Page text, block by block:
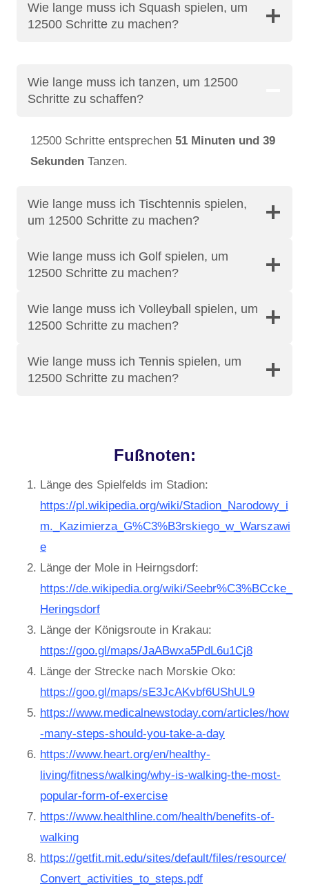
Wie lange muss ich Squash spielen, um
12500 Schritte zu machen?
Wie lange muss ich tanzen, um 12500
Schritte zu schaffen?
12500 Schritte entsprechen 51 Minuten und 39
Sekunden Tanzen.
Wie lange muss ich Tischtennis spielen,
um 12500 Schritte zu machen?
Wie lange muss ich Golf spielen, um
12500 Schritte zu machen?
Wie lange muss ich Volleyball spielen, um
12500 Schritte zu machen?
Wie lange muss ich Tennis spielen, um
12500 Schritte zu machen?
Fußnoten:
Länge des Spielfelds im Stadion:
https://pl.wikipedia.org/wiki/Stadion_Narodowy_i
m._Kazimierza_G%C3%B3rskiego_w_Warszawi
e
Länge der Mole in Heirngsdorf:
https://de.wikipedia.org/wiki/Seebr%C3%BCcke_
Heringsdorf
Länge der Königsroute in Krakau:
https://goo.gl/maps/JaABwxa5PdL6u1Cj8
Länge der Strecke nach Morskie Oko:
https://goo.gl/maps/sE3JcAKvbf6UShUL9
https://www.medicalnewstoday.com/articles/how
-many-steps-should-you-take-a-day
https://www.heart.org/en/healthy-
living/fitness/walking/why-is-walking-the-most-
popular-form-of-exercise
https://www.healthline.com/health/benefits-of-
walking
https://getfit.mit.edu/sites/default/files/resource/
Convert_activities_to_steps.pdf